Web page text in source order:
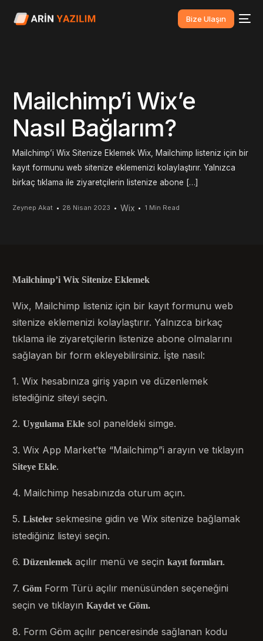
Bize Ulaşın
Mailchimp’i Wix’e
Nasıl Bağlarım?
Mailchimp’i Wix Sitenize Eklemek Wix, Mailchimp listeniz için bir
kayıt formunu web sitenize eklemenizi kolaylaştırır. Yalnızca
birkaç tıklama ile ziyaretçilerin listenize abone […]
Zeynep Akat 28 Nisan 2023 Wix 1 Min Read
Mailchimp’i Wix Sitenize Eklemek
Wix, Mailchimp listeniz için bir kayıt formunu web
sitenize eklemenizi kolaylaştırır. Yalnızca birkaç
tıklama ile ziyaretçilerin listenize abone olmalarını
sağlayan bir form ekleyebilirsiniz. İşte nasıl:
1. Wix hesabınıza giriş yapın ve düzenlemek
istediğiniz siteyi seçin.
2.Uygulama Ekle sol paneldeki simge.
3. Wix App Market’te “Mailchimp”i arayın ve tıklayın
Siteye Ekle.
4. Mailchimp hesabınızda oturum açın.
5.Listeler sekmesine gidin ve Wix sitenize bağlamak
istediğiniz listeyi seçin.
6.Düzenlemek açılır menü ve seçinkayıt formları.
7.Göm Form Türü açılır menüsünden seçeneğini
seçin ve tıklayınKaydet ve Göm.
8. Form Göm açılır penceresinde sağlanan kodu